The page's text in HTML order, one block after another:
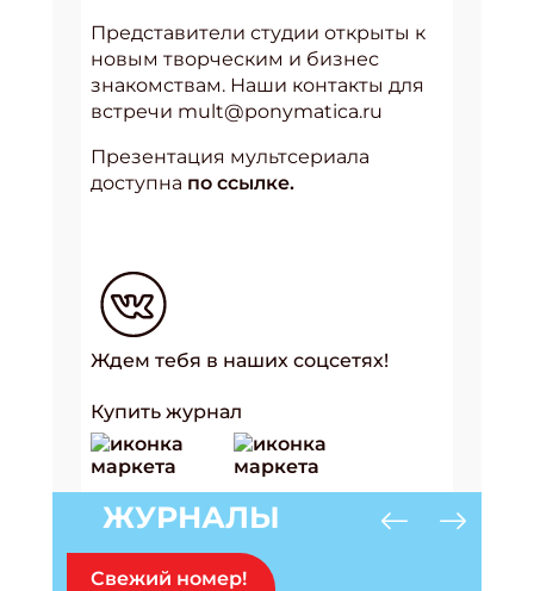
Представители студии открыты к
новым творческим и бизнес
знакомствам. Наши контакты для
встречи mult@ponymatica.ru
Презентация мультсериала
доступна по ссылке.
Ждем тебя в наших соцсетях!
Купить журнал
ЖУРНАЛЫ
Свежий номер!